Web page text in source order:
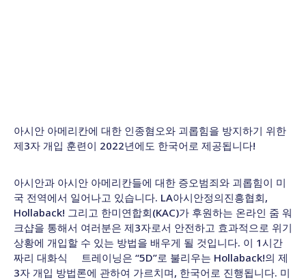
아시안 아메리칸에 대한 인종혐오와 괴롭힘을 방지하기 위한
제3자 개입 훈련이 2022년에도 한국어로 제공됩니다!
아시안과 아시안 아메리칸들에 대한 증오범죄와 괴롭힘이 미
국 전역에서 일어나고 있습니다. LA아시안정의진흥협회,
Hollaback! 그리고 한미연합회(KAC)가 후원하는 온라인 줌 워
크샵을 통해서 여러분은 제3자로서 안전하고 효과적으로 위기
상황에 개입할 수 있는 방법을 배우게 될 것입니다. 이 1시간
짜리 대화식 트레이닝은 “5D”로 불리우는 Hollaback!의 제
3자 개입 방법론에 관하여 가르치며, 한국어로 진행됩니다. 미